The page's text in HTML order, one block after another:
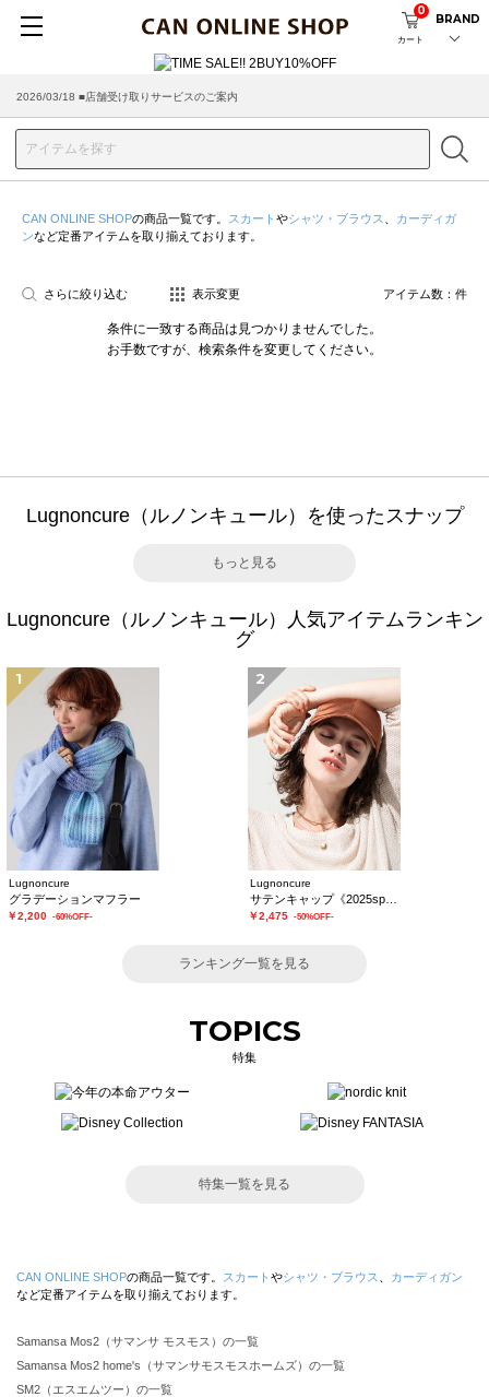
カート
0
BRAND
2026/03/18 ■店舗受け取りサービスのご案内
CAN ONLINE SHOPの商品一覧です。 スカート やシャツ・ブラウス
カーディガ
ンなど定番アイテムを取り揃えております。
さらに絞り込む 表示変更 アイテム数： 件
条件に一致する商品は見つかりませんでした。
お手数ですが、検索条件を変更してください。
Lugnoncure（ルノンキュール）を使ったスナップ
もっと見る
Lugnoncure（ルノンキュール）人気アイテムランキン
グ
1
Lugnoncure
グラデーションマフラー
￥2,200 -60%OFF-
2
Lugnoncure
￥2,475 -50%OFF-
ランキング一覧を見る
TOPICS
特集
特集一覧を見る
CAN ONLINE SHOPの商品一覧です。 スカート やシャツ・ブラウス
カーディガン
など定番アイテムを取り揃えております。
Samansa Mos2（サマンサ モスモス）の一覧
Samansa Mos2 home's（サマンサモスモスホームズ）の一覧
SM2（エスエムツー）の一覧